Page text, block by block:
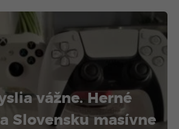
vážne. Herné
Slovensku masívne